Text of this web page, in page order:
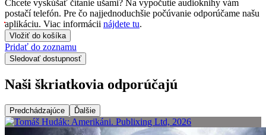
Chcete vyskúšať čítanie ušami? Na vypočutie audioknihy vám
postačí telefón. Pre čo najjednoduchšie počúvanie odporúčame našu
aplikáciu. Viac informácii nájdete tu.
Vložiť do košíka
Pridať do zoznamu
Sledovať dostupnosť
Naši škriatkovia odporúčajú
Predchádzajúce Ďalšie